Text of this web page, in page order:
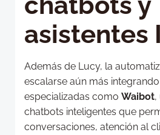
asistentes
Además de Lucy, la
escalarse aún más
especializadas como Waibot,
chatbots inteligentes que
conversaciones, atención al